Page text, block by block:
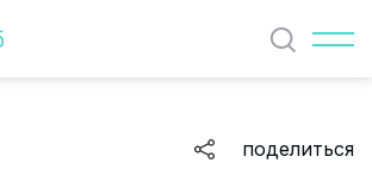
Найти
поделиться